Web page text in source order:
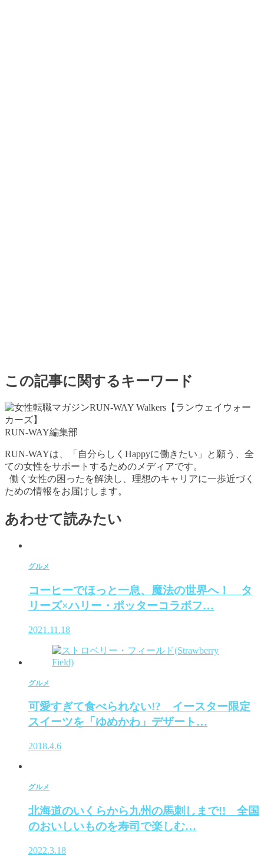
この記事に関するキーワード
RUN-WAY編集部
RUN-WAYは、「自分らしくHappyに働きたい」と願う、全
ての女性をサポートするためのメディアです。
働く女性の困ったを解決し、理想のキャリアに一歩近づく
ための情報をお届けします。
あわせて読みたい
グルメ
コーヒーでほっと一息、魔法の世界へ！ タ
リーズ×ハリー・ポッターコラボフ…
2021.11.18
グルメ
可愛すぎて食べられない!? イースター限定
スイーツを「ゆめかわ」デザート…
2018.4.6
グルメ
北海道のいくらから九州の馬刺しまで!! 全国
のおいしいものを寿司で楽しむ…
2022.3.18